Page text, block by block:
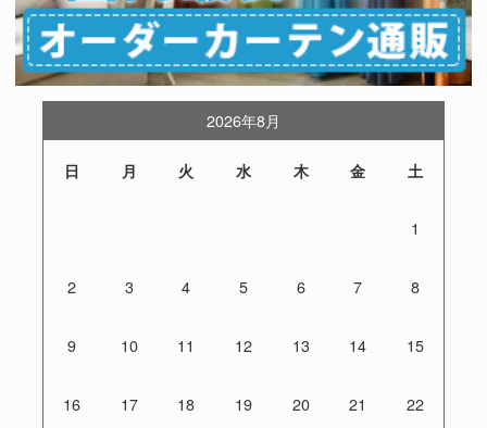
2026年8月
日 月 火 水 木 金 土
1
2 3 4 5 6 7 8
9 10 11 12 13 14 15
16 17 18 19 20 21 22